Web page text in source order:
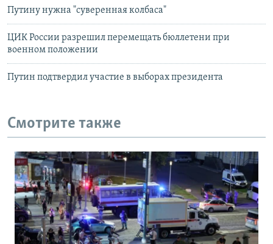
Путину нужна "суверенная колбаса"
ЦИК России разрешил перемещать бюллетени при
военном положении
Путин подтвердил участие в выборах президента
Смотрите также